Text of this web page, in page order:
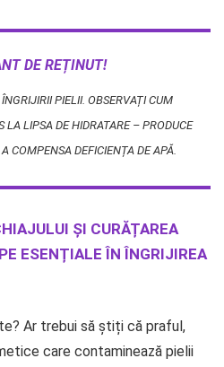
DE REȚINUT!
PIELII. OBSERVAȚI CUM
LIPSA DE HIDRATARE – PRODUCE
COMPENSA DEFICIENȚA DE APĂ.
ȘI CURĂȚAREA
ESENȚIALE ÎN ÎNGRIJIREA
Ar trebui să știți că praful,
care contaminează pielii